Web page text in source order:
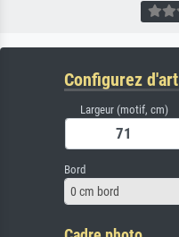
Configurez d'art
Largeur (motif, cm)
Bord
0 cm bord